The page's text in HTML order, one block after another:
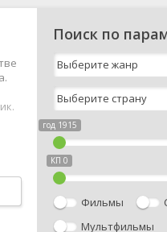
Поиск по
год 1915
КП 0
Фильмы
Мультфильмы